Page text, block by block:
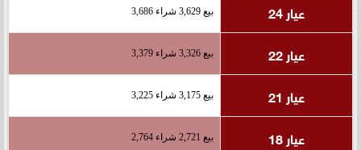
عيار 24
بيع 3,629 شراء 3,686
عيار 22 بيع 3,326 شراء 3,379
عيار 21 بيع 3,175 شراء 3,225
عيار 18 بيع 2,721 شراء 2,764